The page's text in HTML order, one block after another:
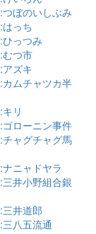
:つぼのいしぶみ
:はっち
:ひっつみ
:むつ市
:アズキ
:カムチャツカ半
:キリ
:ゴローニン事件
:チャグチャグ馬
:ナニャドヤラ
:三井小野組合銀
:三井道郎
:三八五流通